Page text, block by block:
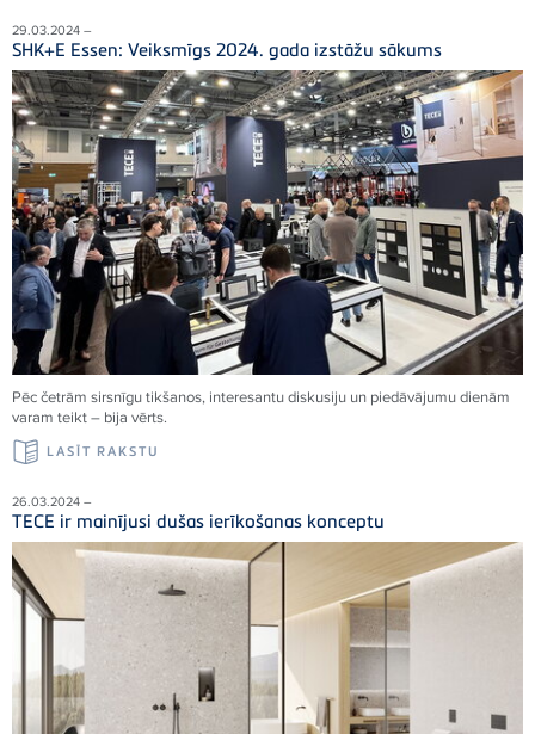
29.03.2024 –
SHK+E Essen: Veiksmīgs 2024. gada izstāžu sākums
Pēc četrām sirsnīgu tikšanos, interesantu diskusiju un piedāvājumu dienām
varam teikt – bija vērts.
LASĪT RAKSTU
26.03.2024 –
TECE ir mainījusi dušas ierīkošanas konceptu